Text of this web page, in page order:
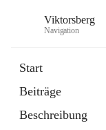
Viktorsberg
Navigation
Start
Beiträge
Beschreibung
1 Schnellzugriff